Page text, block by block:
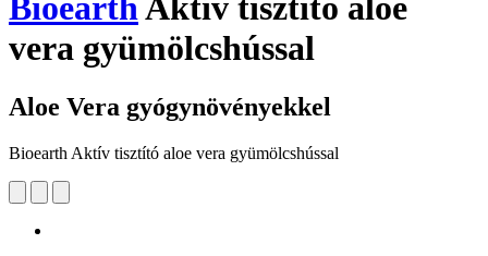
BioearthAktív tisztító aloe
vera gyümölcshússal
Aloe Vera gyógynövényekkel
Bioearth Aktív tisztító aloe vera gyümölcshússal